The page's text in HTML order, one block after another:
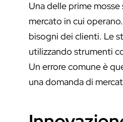
Una delle prime
mercato in cui
bisogni dei clienti. Le
utilizzando strumenti
Un errore comune è
una domanda di